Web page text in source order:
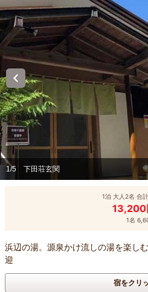
1/5 下田荘玄関
1泊 大人2名 合
13,200
1名
浜辺の湯。源泉かけ流しの湯を楽し
迎
宿をクリ